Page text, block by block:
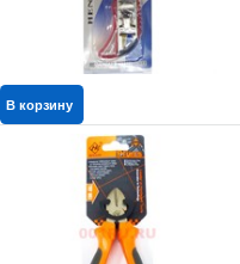
В корзину